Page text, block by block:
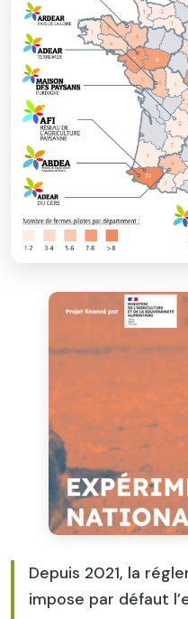
Précédent
Depuis 2021, la
impose par défaut